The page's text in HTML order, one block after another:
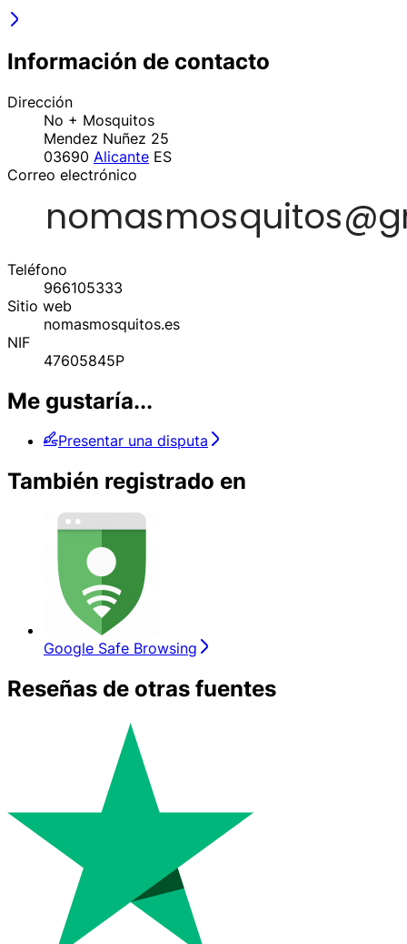
Información de contacto
Dirección
No + Mosquitos
Mendez Nuñez 25
03690 Alicante ES
Correo electrónico
Teléfono
966105333
Sitio web
nomasmosquitos.es
NIF
47605845P
Me gustaría...
Presentar una disputa
También registrado en
Google Safe Browsing
Reseñas de otras fuentes